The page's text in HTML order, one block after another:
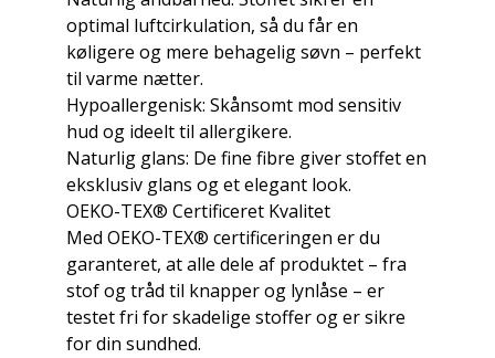
optimal luftcirkulation, så du får en
køligere og mere behagelig søvn – perfekt
til varme nætter.
Hypoallergenisk: Skånsomt mod sensitiv
hud og ideelt til allergikere.
Naturlig glans: De fine fibre giver stoffet en
eksklusiv glans og et elegant look.
OEKO-TEX® Certificeret Kvalitet
Med OEKO-TEX® certificeringen er du
garanteret, at alle dele af produktet – fra
stof og tråd til knapper og lynlåse – er
testet fri for skadelige stoffer og er sikre
for din sundhed.